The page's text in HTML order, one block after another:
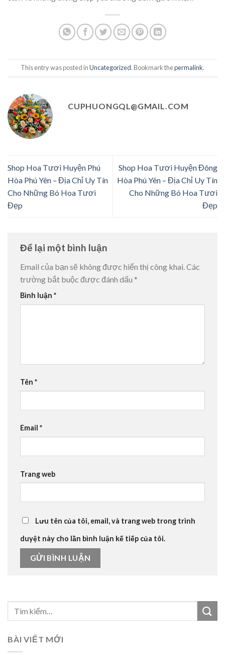
This entry was posted inUncategorized. Bookmark thepermalink.
CUPHUONGQL@GMAIL.COM
Shop Hoa Tươi Huyện Phú
Hòa Phú Yên – Địa Chỉ Uy Tín
Cho Những Bó Hoa Tươi
Đẹp
Shop Hoa Tươi Huyện Đông
Hòa Phú Yên – Địa Chỉ Uy Tín
Cho Những Bó Hoa Tươi
Đẹp
Để lại một bình luận
Email của bạn sẽ không được hiển thị công khai.Các
trường bắt buộc được đánh dấu *
Bình luận *
Tên *
Email *
Trang web
Lưu tên của tôi, email, và trang web trong trình
duyệt này cho lần bình luận kế tiếp của tôi.
BÀI VIẾT MỚI